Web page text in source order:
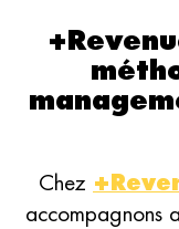
Chez
accompagnons